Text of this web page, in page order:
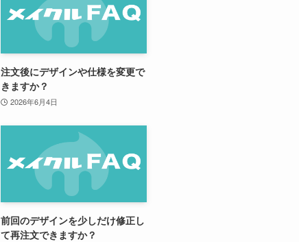
注文後にデザインや仕様を変更で
きますか？
2026年6月4日
前回のデザインを少しだけ修正し
て再注文できますか？